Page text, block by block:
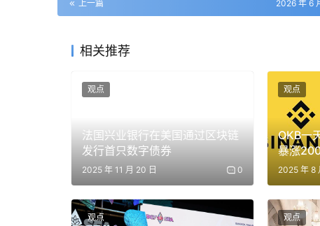
因为 Agent 不再只是回答问题，它会开始调用工
比如，一个企业把 AI Agent 接入 CRM、邮箱、
要、起草回复邮件、查询合同条款，甚至自动创
大量权限和数据流转。Agent 能不能读取所有客
不能自动给客户发邮件？如果被提示词攻击诱导
这些都会成为新的安全问题。
如果企业开始大规模使用 AI 工作流，安全需求
也会关心 Agent 做了什么、调用了哪个系统、访
求。
上一篇 2026 年 6
相关推荐
法国兴业银行在美国通过区块链
发行首只数字债券
2025 年 11 月 20 日 0
观点
OKB一
暴涨
的三重
2025 年 8
观点
观点 观点